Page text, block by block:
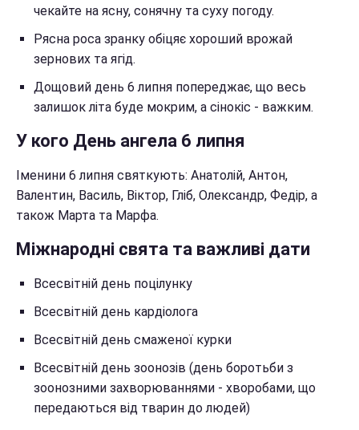
чекайте на ясну, сонячну та суху погоду.
Рясна роса зранку обіцяє хороший врожай
зернових та ягід.
Дощовий день 6 липня попереджає, що весь
залишок літа буде мокрим, а сінокіс - важким.
У кого День ангела 6 липня
Іменини 6 липня святкують: Анатолій, Антон,
Валентин, Василь, Віктор, Гліб, Олександр, Федір, а
також Марта та Марфа.
Міжнародні свята та важливі дати
Всесвітній день поцілунку
Всесвітній день кардіолога
Всесвітній день смаженої курки
Всесвітній день зоонозів (день боротьби з
зоонозними захворюваннями - хворобами, що
передаються від тварин до людей)